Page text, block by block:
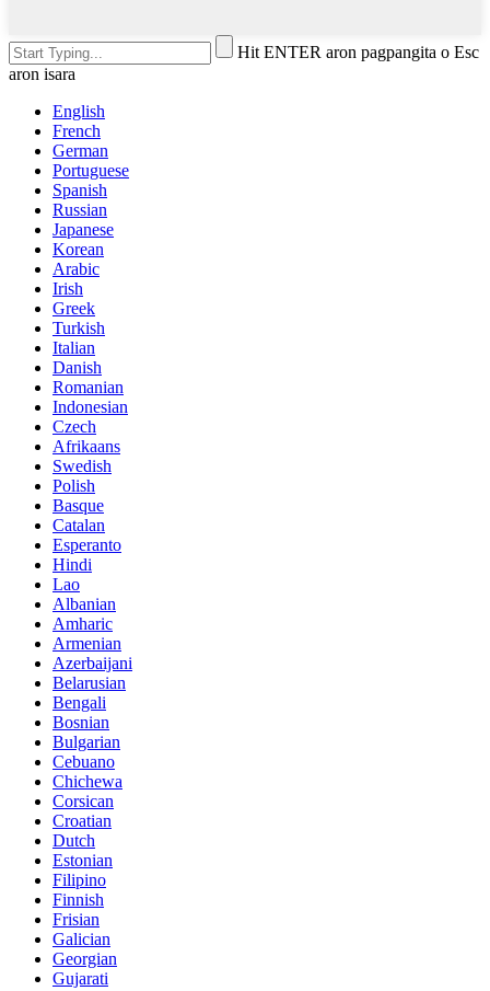
Hit ENTER aron pagpangita o Esc
aron isara
English
French
German
Portuguese
Spanish
Russian
Japanese
Korean
Arabic
Irish
Greek
Turkish
Italian
Danish
Romanian
Indonesian
Czech
Afrikaans
Swedish
Polish
Basque
Catalan
Esperanto
Hindi
Lao
Albanian
Amharic
Armenian
Azerbaijani
Belarusian
Bengali
Bosnian
Bulgarian
Cebuano
Chichewa
Corsican
Croatian
Dutch
Estonian
Filipino
Finnish
Frisian
Galician
Georgian
Gujarati